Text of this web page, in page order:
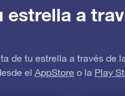
estrella a
de tu estrella a través de
el AppStore o la Play